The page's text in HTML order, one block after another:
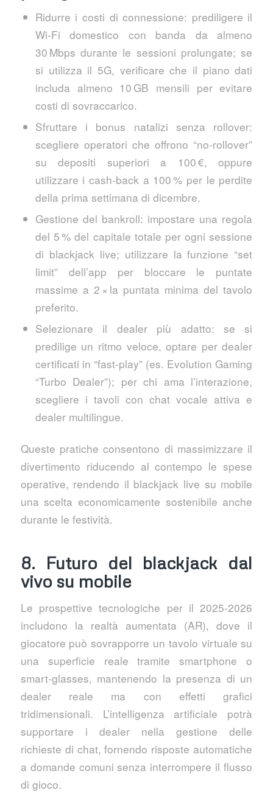
Ridurre i costi di connessione: prediligere il
Wi‑Fi domestico con banda da almeno
30 Mbps durante le sessioni prolungate; se
si utilizza il 5G, verificare che il piano dati
includa almeno 10 GB mensili per evitare
costi di sovraccarico.
Sfruttare i bonus natalizi senza rollover:
scegliere operatori che offrono “no‑rollover”
su depositi superiori a 100 €, oppure
utilizzare i cash‑back a 100 % per le perdite
della prima settimana di dicembre.
Gestione del bankroll: impostare una regola
del 5 % del capitale totale per ogni sessione
di blackjack live; utilizzare la funzione “set
limit” dell’app per bloccare le puntate
massime a 2 × la puntata minima del tavolo
preferito.
Selezionare il dealer più adatto: se si
predilige un ritmo veloce, optare per dealer
certificati in “fast‑play” (es. Evolution Gaming
“Turbo Dealer”); per chi ama l’interazione,
scegliere i tavoli con chat vocale attiva e
dealer multilingue.
Queste pratiche consentono di massimizzare il
divertimento riducendo al contempo le spese
operative, rendendo il blackjack live su mobile
una scelta economicamente sostenibile anche
durante le festività.
8. Futuro del blackjack dal
vivo su mobile
Le prospettive tecnologiche per il 2025‑2026
includono la realtà aumentata (AR), dove il
giocatore può sovrapporre un tavolo virtuale su
una superficie reale tramite smartphone o
smart‑glasses, mantenendo la presenza di un
dealer reale ma con effetti grafici
tridimensionali. L’intelligenza artificiale potrà
supportare i dealer nella gestione delle
richieste di chat, fornendo risposte automatiche
a domande comuni senza interrompere il flusso
di gioco.